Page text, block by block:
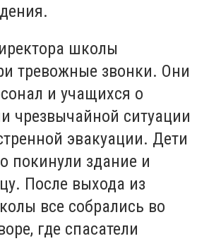
школы
тревожные звонки. Они
и учащихся о
чрезвычайной ситуации
эвакуации. Дети
покинули здание и
После выхода из
все собрались во
где спасатели